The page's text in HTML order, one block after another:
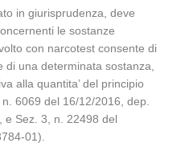
in giurisprudenza, deve
le sostanze
con narcotest consente di
una determinata sostanza,
alla quantita’ del principio
6069 del 16/12/2016, dep.
e Sez. 3, n. 22498 del
01).